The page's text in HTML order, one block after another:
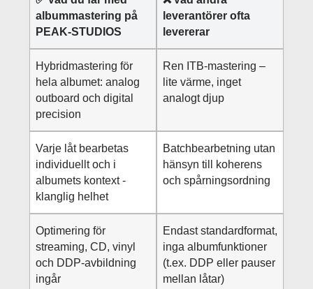
albummastering på
PEAK‑STUDIOS
leverantörer ofta
levererar
Hybridmastering för
hela albumet: analog
outboard och digital
precision
Ren ITB-mastering –
lite värme, inget
analogt djup
Varje låt bearbetas
individuellt och i
albumets kontext -
klanglig helhet
Batchbearbetning utan
hänsyn till koherens
och spårningsordning
Optimering för
streaming, CD, vinyl
och DDP-avbildning
ingår
Endast standardformat,
inga albumfunktioner
(t.ex. DDP eller pauser
mellan låtar)